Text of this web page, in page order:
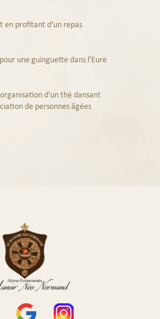
en profitant d'un repas
une guinguette dans l'Eure
d'un thé dansant
de personnes âgées